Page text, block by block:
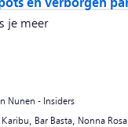
je meer
Nunen - Insiders
Bar Basta, Nonna